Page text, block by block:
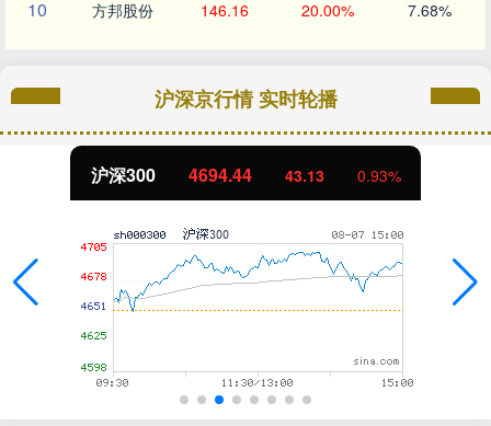
10 方邦股份 146.16 20.00% 7.68%
沪深京行情 实时轮播
北证50 1134.24 11.37 1.01%